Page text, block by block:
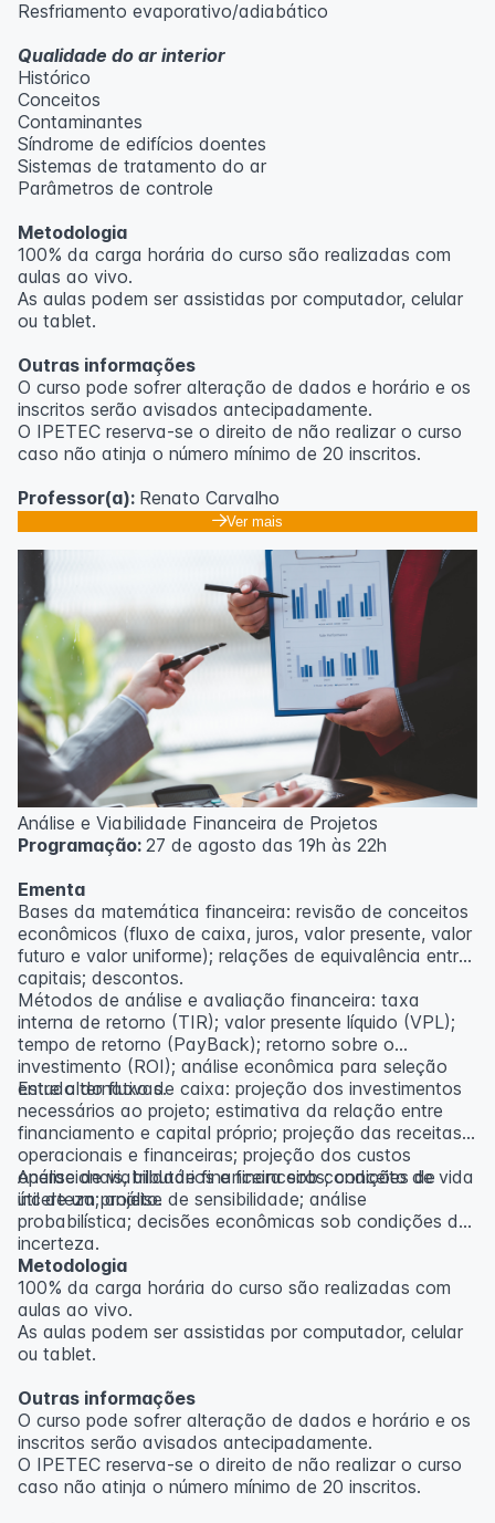
Resfriamento evaporativo/adiabático
Qualidade do ar interior
Histórico
Conceitos
Contaminantes
Síndrome de edifícios doentes
Sistemas de tratamento do ar
Parâmetros de controle
Metodologia
100% da carga horária do curso são realizadas com
aulas ao vivo.
As aulas podem ser assistidas por computador, celular
ou tablet.
Outras informações
O curso pode sofrer alteração de dados e horário e os
inscritos serão avisados ​​antecipadamente.
O IPETEC reserva-se o direito de não realizar o curso
caso não atinja o número mínimo de 20 inscritos.
Professor(a): Renato Carvalho
Ver mais
Análise e Viabilidade Financeira de Projetos
Programação: 27 de agosto das 19h às 22h
Ementa
Bases da matemática financeira: revisão de conceitos
econômicos (fluxo de caixa, juros, valor presente, valor
futuro e valor uniforme); relações de equivalência entre
capitais; descontos.
Métodos de análise e avaliação financeira: taxa
interna de retorno (TIR); valor presente líquido (VPL);
tempo de retorno (PayBack); retorno sobre o
investimento (ROI); análise econômica para seleção
entre alternativas.
Estudo do fluxo de caixa: projeção dos investimentos
necessários ao projeto; estimativa da relação entre
financiamento e capital próprio; projeção das receitas
operacionais e financeiras; projeção dos custos
operacionais, tributários e financeiros; conceito de vida
útil de um projeto.
Análise de viabilidade financeira sob condições de
incerteza; análise de sensibilidade; análise
probabilística; decisões econômicas sob condições de
incerteza.
Metodologia
100% da carga horária do curso são realizadas com
aulas ao vivo.
As aulas podem ser assistidas por computador, celular
ou tablet.
Outras informações
O curso pode sofrer alteração de dados e horário e os
inscritos serão avisados ​​antecipadamente.
O IPETEC reserva-se o direito de não realizar o curso
caso não atinja o número mínimo de 20 inscritos.